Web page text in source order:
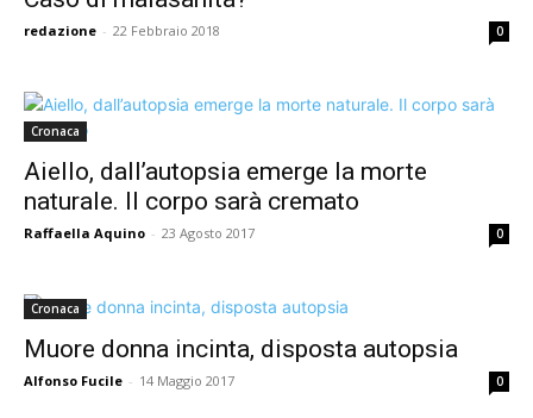
redazione - 22 Febbraio 2018 0
Cronaca
Aiello, dall’autopsia emerge la morte
naturale. Il corpo sarà cremato
Raffaella Aquino - 23 Agosto 2017 0
Cronaca
Muore donna incinta, disposta autopsia
Alfonso Fucile - 14 Maggio 2017 0